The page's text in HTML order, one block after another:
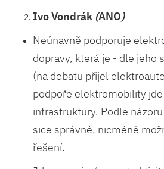
Ivo Vondrák (ANO)
Neúnavně podporuje
dopravy, která je - dle jeho
(na debatu přijel
podpoře elektromobility
infrastruktury. Podle
sice správné, nicméně
řešení.